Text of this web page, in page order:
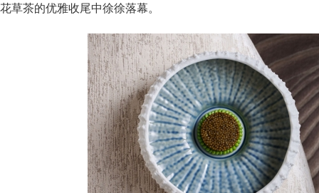
花草茶的优雅收尾中徐徐落幕。